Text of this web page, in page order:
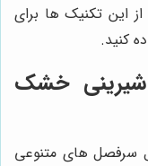
این تکنیک ها برای
کنید.
خشک
سرفصل های متنوعی